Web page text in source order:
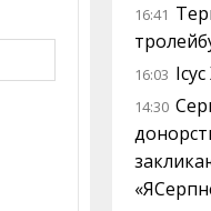
16:41
16:03
14:30